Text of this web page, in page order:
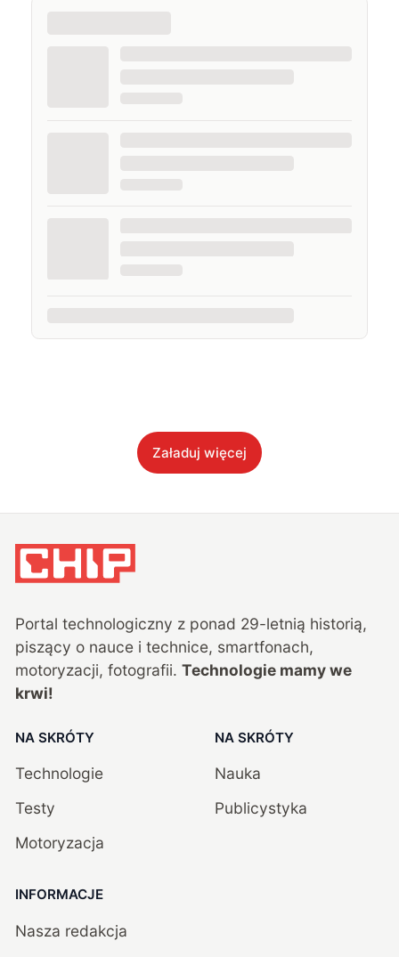
Załaduj więcej
Portal technologiczny z ponad 29-letnią historią,
piszący o nauce i technice, smartfonach,
motoryzacji, fotografii. Technologie mamy we
krwi!
NA SKRÓTY
Technologie
Testy
Motoryzacja
NA SKRÓTY
Nauka
Publicystyka
INFORMACJE
Nasza redakcja